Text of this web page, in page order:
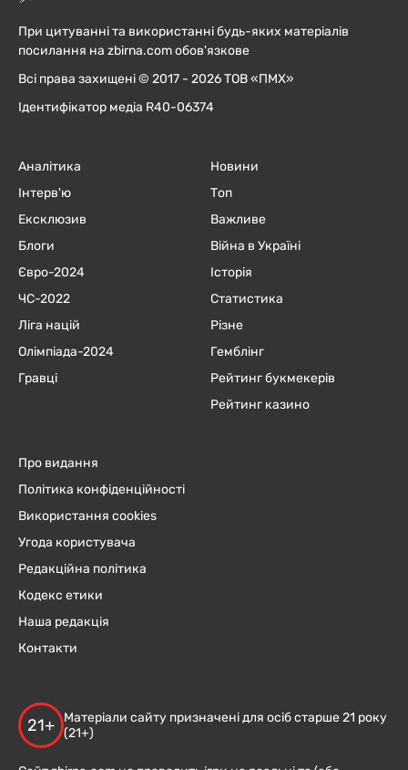
При цитуванні та використанні будь-яких матеріалів
посилання на zbirna.com обов'язкове
Всі права захищені © 2017 - 2026 ТОВ «ПМХ»
Ідентифікатор медіа R40-06374
Аналітика
Інтерв'ю
Ексклюзив
Блоги
Євро-2024
ЧC-2022
Ліга націй
Олімпіада-2024
Гравці
Новини
Топ
Важливе
Війна в Україні
Історія
Статистика
Різне
Гемблінг
Рейтинг букмекерів
Рейтинг казино
Про видання
Політика конфіденційності
Використання cookies
Угода користувача
Редакційна політика
Кодекс етики
Наша редакція
Контакти
21+
Матеріали сайту призначені для осіб старше 21 року
(21+)